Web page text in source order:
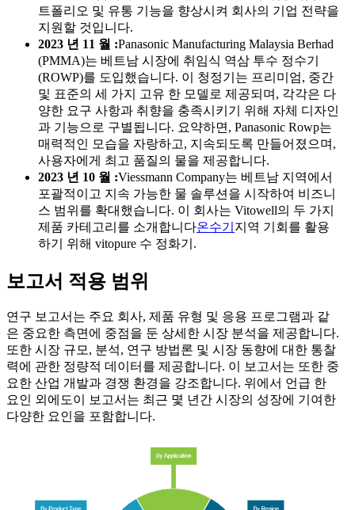
트폴리오 및 유통 기능을 향상시켜 회사의 기업 전략을
지원할 것입니다.
2023 년 11 월 :Panasonic Manufacturing Malaysia Berhad
(PMMA)는 베트남 시장에 취임식 역삼 투수 정수기
(ROWP)를 도입했습니다. 이 청정기는 프리미엄, 중간
및 표준의 세 가지 고유 한 모델로 제공되며, 각각은 다
양한 요구 사항과 취향을 충족시키기 위해 자체 디자인
과 기능으로 구별됩니다. 요약하면, Panasonic Rowp는
매력적인 모습을 자랑하고, 지속되도록 만들어졌으며,
사용자에게 최고 품질의 물을 제공합니다.
2023 년 10 월 :Viessmann Company는 베트남 지역에서
포괄적이고 지속 가능한 물 솔루션을 시작하여 비즈니
스 범위를 확대했습니다. 이 회사는 Vitowell의 두 가지
제품 카테고리를 소개합니다온수기 지역 기회를 활용
하기 위해 vitopure 수 정화기.
보고서 적용 범위
연구 보고서는 주요 회사, 제품 유형 및 응용 프로그램과 같
은 중요한 측면에 중점을 둔 상세한 시장 분석을 제공합니다.
또한 시장 규모, 분석, 연구 방법론 및 시장 동향에 대한 통찰
력에 관한 정량적 데이터를 제공합니다. 이 보고서는 또한 중
요한 산업 개발과 경쟁 환경을 강조합니다. 위에서 언급 한
요인 외에도이 보고서는 최근 몇 년간 시장의 성장에 기여한
다양한 요인을 포함합니다.